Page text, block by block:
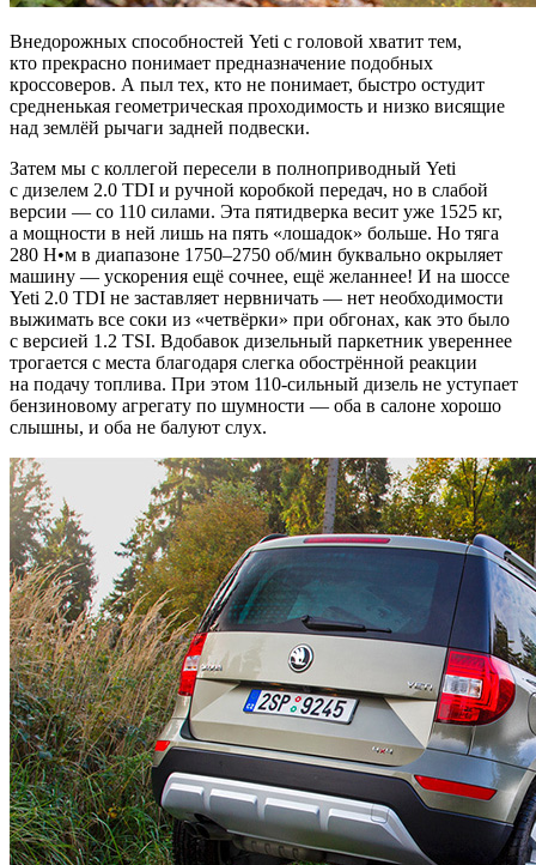
Внедорожных способностей Yeti с головой хватит тем,
кто прекрасно понимает предназначение подобных
кроссоверов. А пыл тех, кто не понимает, быстро остудит
средненькая геометрическая проходимость и низко висящие
над землёй рычаги задней подвески.
Затем мы с коллегой пересели в полноприводный Yeti
с дизелем 2.0 TDI и ручной коробкой передач, но в слабой
версии — со 110 силами. Эта пятидверка весит уже 1525 кг,
а мощности в ней лишь на пять «лошадок» больше. Но тяга
280 Н•м в диапазоне 1750–2750 об/мин буквально окрыляет
машину — ускорения ещё сочнее, ещё желаннее! И на шоссе
Yeti 2.0 TDI не заставляет нервничать — нет необходимости
выжимать все соки из «четвёрки» при обгонах, как это было
с версией 1.2 TSI. Вдобавок дизельный паркетник увереннее
трогается с места благодаря слегка обострённой реакции
на подачу топлива. При этом 110-сильный дизель не уступает
бензиновому агрегату по шумности — оба в салоне хорошо
слышны, и оба не балуют слух.